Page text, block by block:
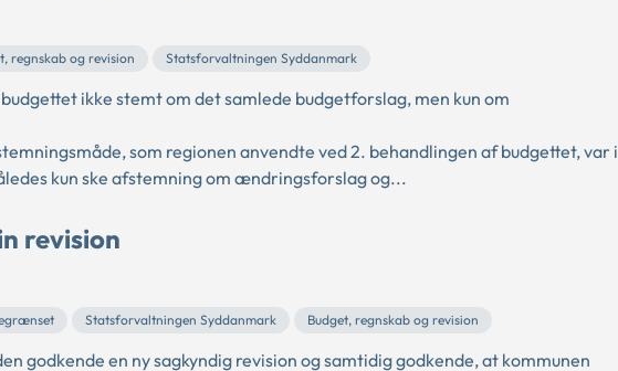
regnskab og revision Statsforvaltningen Syddanmark
ikke stemt om det samlede budgetforslag, men kun om
som regionen anvendte ved 2. behandlingen af budgettet, var i
kun ske afstemning om ændringsforslag og...
revision
Statsforvaltningen Syddanmark Budget, regnskab og revision
godkende en ny sagkyndig revision og samtidig godkende, at kommunen